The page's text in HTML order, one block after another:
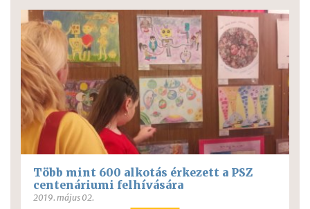
Több mint 600 alkotás érkezett a PSZ
centenáriumi felhívására
2019. május 02.